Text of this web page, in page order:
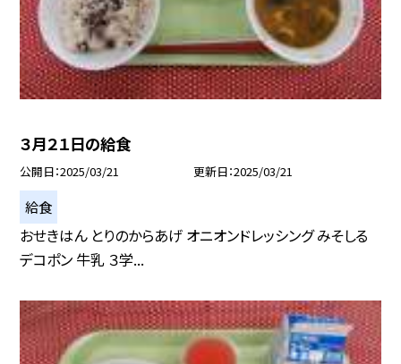
３月２１日の給食
公開日 2025/03/21 更新日 2025/03/21
給食
おせきはん とりのからあげ オニオンドレッシング みそしる
デコポン 牛乳 ３学...